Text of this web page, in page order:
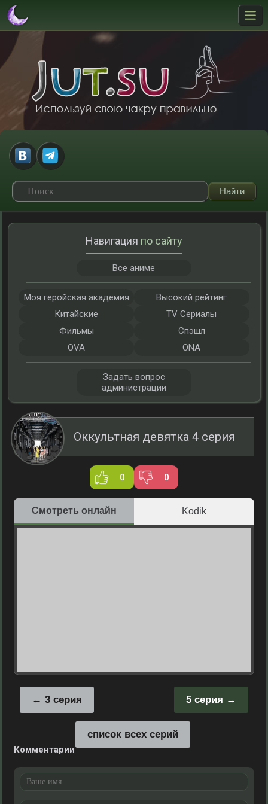
Оккультная девятка 4 серия
0 0
Смотреть онлайн Kodik
5 серия
3 серия
список всех серий
Комментарии
Навигация по сайту
Все аниме
Моя геройская академия
Высокий рейтинг
Китайские
TV Сериалы
Фильмы
Спэшл
OVA
ONA
Задать вопрос
администрации